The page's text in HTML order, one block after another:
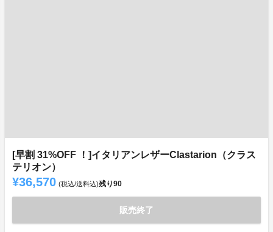
[早割 31%OFF ！]イタリアンレザーClastarion（クラス
テリオン）
¥36,570 (税込/送料込)残り90
販売終了